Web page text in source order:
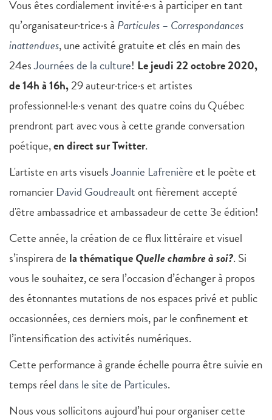
Vous êtes cordialement invité·e·s à participer en tant
qu’organisateur·trice·s à Particules – Correspondances
inattendues, une activité gratuite et clés en main des
24esJournées de la culture! Le jeudi 22 octobre 2020,
de 14h à 16h,29 auteur·trice·s et artistes
professionnel·le·s venant des quatre coins du Québec
prendront part avec vous à cette grande conversation
poétique,en direct sur Twitter.
L'artiste en arts visuelsJoannie Lafrenièreet le poète et
romancier David Goudreaultont fièrement accepté
d'être ambassadrice et ambassadeur de cette 3e édition!
Cette année, la création de ce flux littéraire et visuel
s’inspirera de la thématiqueQuelle chambre à soi?. Si
vous le souhaitez, ce sera l’occasion d’échanger à propos
des étonnantes mutations de nos espaces privé et public
occasionnées, ces derniers mois, par le confinement et
l’intensification des activités numériques.
Cette performance à grande échelle pourra être suivie en
temps réeldans le site de Particules.
Nous vous sollicitons aujourd’hui pour organiser cette